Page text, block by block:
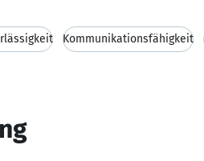
Kommunikationsfähigkeit